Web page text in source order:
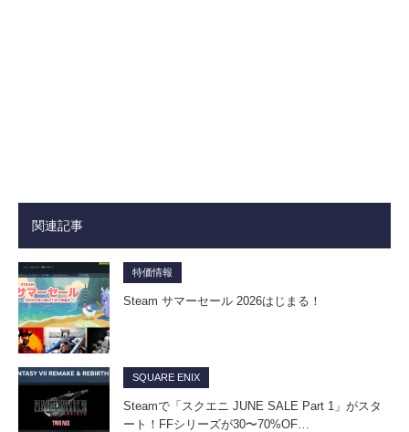
関連記事
特価情報
Steam サマーセール 2026はじまる！
SQUARE ENIX
Steamで「スクエニ JUNE SALE Part 1」がスタ
ート！FFシリーズが30〜70%OF…